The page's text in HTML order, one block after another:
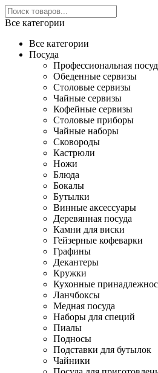
Все категории
Все категории
Посуда
Профессиональная
Обеденные сервизы
Столовые сервизы
Чайные сервизы
Кофейные сервизы
Столовые приборы
Чайные наборы
Сковороды
Кастрюли
Ножи
Блюда
Бокалы
Бутылки
Винные аксессуары
Деревянная посуда
Камни для виски
Гейзерные кофеварки
Графины
Декантеры
Кружки
Кухонные
Ланчбоксы
Медная посуда
Наборы для специй
Пиалы
Подносы
Подставки для бутылок
Чайники